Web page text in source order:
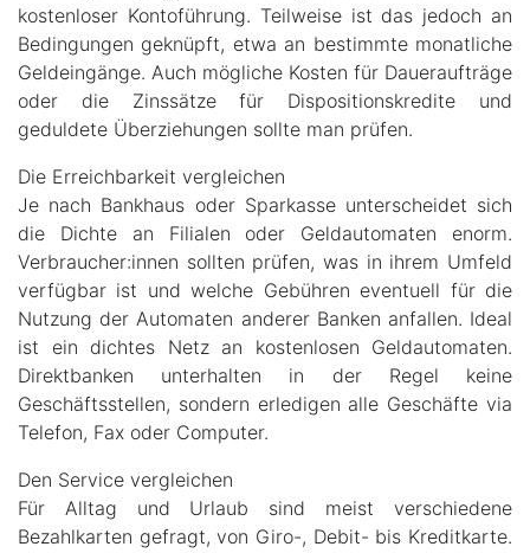
kostenloser Kontoführung. Teilweise ist das jedoch an
Bedingungen geknüpft, etwa an bestimmte monatliche
Geldeingänge. Auch mögliche Kosten für Daueraufträge
oder die Zinssätze für Dispositionskredite und
geduldete Überziehungen sollte man prüfen.
Die Erreichbarkeit vergleichen
Je nach Bankhaus oder Sparkasse unterscheidet sich
die Dichte an Filialen oder Geldautomaten enorm.
Verbraucher:innen sollten prüfen, was in ihrem Umfeld
verfügbar ist und welche Gebühren eventuell für die
Nutzung der Automaten anderer Banken anfallen. Ideal
ist ein dichtes Netz an kostenlosen Geldautomaten.
Direktbanken unterhalten in der Regel keine
Geschäftsstellen, sondern erledigen alle Geschäfte via
Telefon, Fax oder Computer.
Den Service vergleichen
Für Alltag und Urlaub sind meist verschiedene
Bezahlkarten gefragt, von Giro-, Debit- bis Kreditkarte.